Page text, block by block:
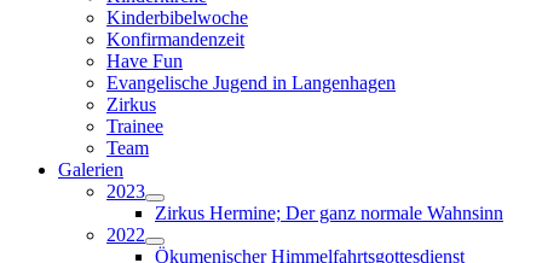
Kinderbibelwoche
Konfirmandenzeit
Have Fun
Evangelische Jugend in Langenhagen
Zirkus
Trainee
Team
Galerien
2023
Zirkus Hermine; Der ganz normale Wahnsinn
2022
Ökumenischer Himmelfahrtsgottesdienst